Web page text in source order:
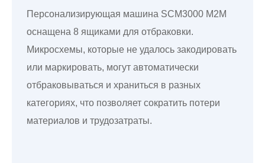
Персонализирующая машина SCM3000 M2M
оснащена 8 ящиками для отбраковки.
Микросхемы, которые не удалось закодировать
или маркировать, могут автоматически
отбраковываться и храниться в разных
категориях, что позволяет сократить потери
материалов и трудозатраты.